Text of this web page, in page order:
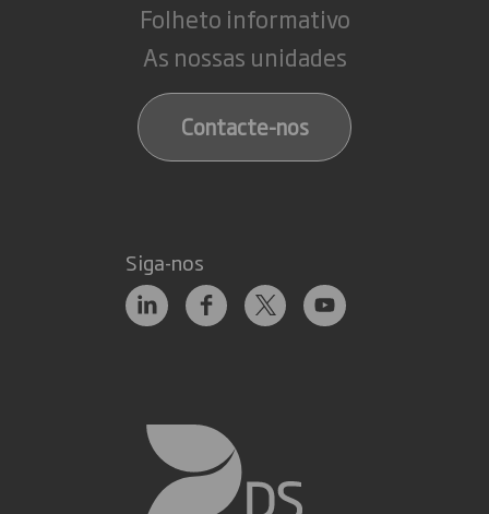
Folheto informativo
As nossas unidades
Contacte-nos
Siga-nos